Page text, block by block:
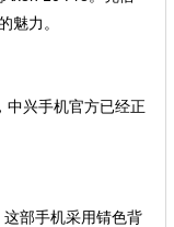
魅力。
中兴手机官方已经正
部手机采用锖色背